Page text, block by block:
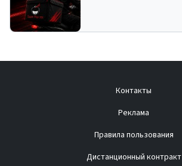
Контакты
Реклама
Правила пользования
Дистанционный контракт